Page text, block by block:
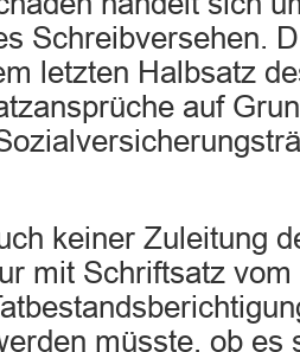
Schreibversehen.
letzten Halbsatz
auf
keiner Zuleitung
mit Schriftsatz vom
müsste, ob es